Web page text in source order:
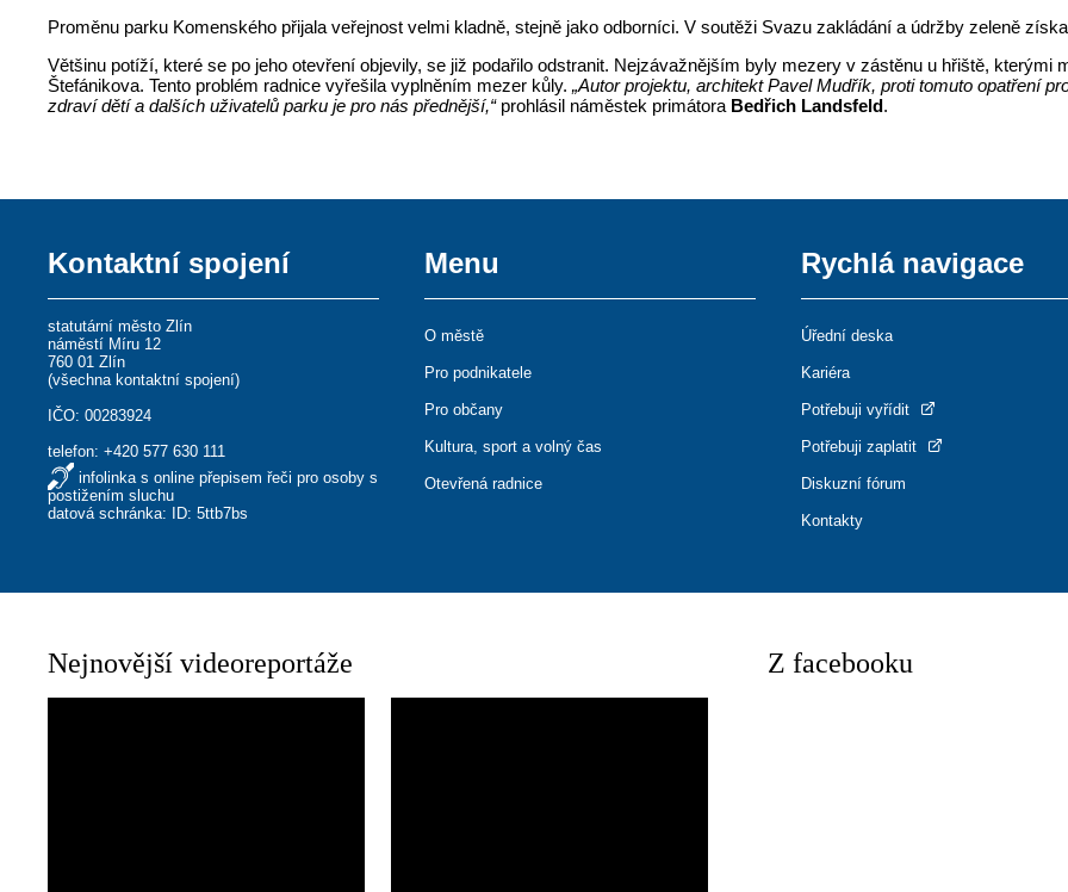
Proměnu parku Komenského přijala veřejnost velmi kladně, stejně jako odborníci. V soutěži Svazu zakládání a údržby zeleně
Většinu potíží, které se po jeho otevření objevily, se již podařilo odstranit. Nejzávažnějším byly mezery v zástěnu u hřiště, kterými
Štefánikova. Tento problém radnice vyřešila vyplněním mezer kůly.„Autor projektu, architekt Pavel Mudřík, proti tomuto opatření
zdraví dětí a dalších uživatelů parku je pro nás přednější,“prohlásil náměstek primátora Bedřich Landsfeld.
Kontaktní spojení
statutární město Zlín
náměstí Míru 12
760 01 Zlín
(všechna kontaktní spojení)
IČO: 00283924
telefon:+420 577 630 111
infolinka s online přepisem řeči pro osoby s
postižením sluchu
datová schránka: ID: 5ttb7bs
Menu
O městě
Pro podnikatele
Pro občany
Kultura, sport a volný čas
Otevřená radnice
Rychlá navigace
Úřední deska
Kariéra
Potřebuji vyřídit
Potřebuji zaplatit
Diskuzní fórum
Kontakty
Nejnovější videoreportáže Z facebooku